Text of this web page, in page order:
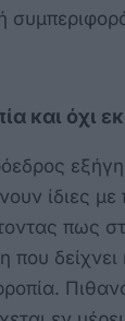
και όχι
ίδιες με
πως
δείχνει